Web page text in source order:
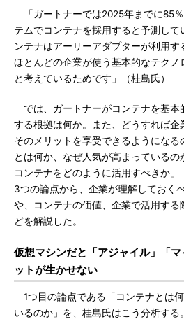
「ガートナーでは2025年までに85
テムでコンテナを採用すると予測して
ンテナはアーリーアダプターが利用す
ほとんどの企業が使う基本的なテクノ
と考えているためです」（桂島氏）
では、ガートナーがコンテナを基本
する根拠は何か。また、どうすれば企
そのメリットを享受できるようにな
とは何か、なぜ人気が高まっている
コンテナをどのように活用すべきか」
3つの論点から、企業が理解しておく
や、コンテナの価値、企業で活用する
どを解説した。
仮想マシンだと「アジャイル」「
ットが生かせない
1つ目の論点である「コンテナとは
いるのか」を、桂島氏はこう分析する。